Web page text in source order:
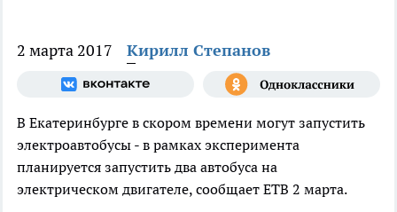
2 марта 2017 Кирилл Степанов
В Екатеринбурге в скором времени могут запустить
электроавтобусы - в рамках эксперимента
планируется запустить два автобуса на
электрическом двигателе, сообщает ЕТВ 2 марта.